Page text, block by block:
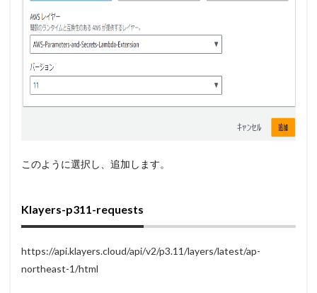
このように選択し、追加します。
Klayers-p311-requests
https://api.klayers.cloud/api/v2/p3.11/layers/latest/ap-
northeast-1/html